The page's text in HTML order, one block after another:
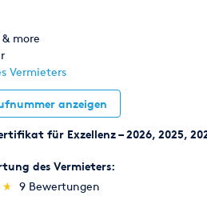
more
Vermieters
anzeigen
für Exzellenz – 2026, 2025,
des Vermieters:
★
★ 9 Bewertungen